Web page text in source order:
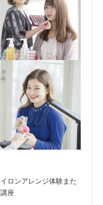
ロンアレンジ体験また
座